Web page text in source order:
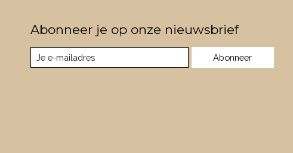
Abonneer je op onze nieuwsbrief
Abonneer